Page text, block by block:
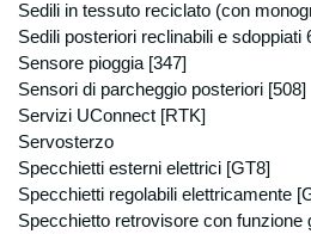
al trattamento dei dati
diritti previsti dall’ art. 7
196/2003 il cui testo
diritti dell’interessato,
www.garanteprivacy.it.
dei dati a cui è
l’esercizio dei diritti di
precedente è: Degidio
Sedili in tessuto reciclato (con
Sedili posteriori reclinabili e sdoppiati
Sensore pioggia [347]
Sensori di parcheggio posteriori [508]
Servizi UConnect [RTK]
Servosterzo
Specchietti esterni elettrici [GT8]
Specchietti regolabili elettricamente
Specchietto retrovisore con funzione